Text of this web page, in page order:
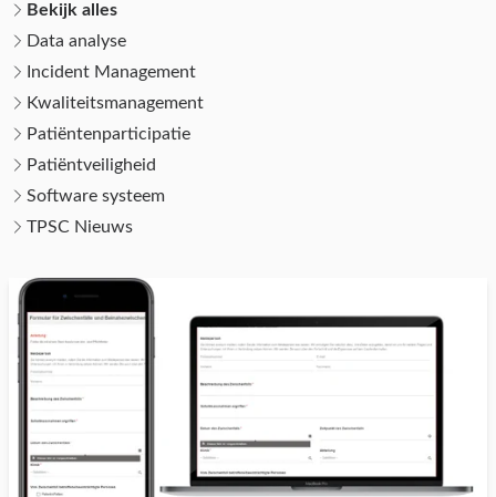
Bekijk alles
Data analyse
Incident Management
Kwaliteitsmanagement
Patiëntenparticipatie
Patiëntveiligheid
Software systeem
TPSC Nieuws